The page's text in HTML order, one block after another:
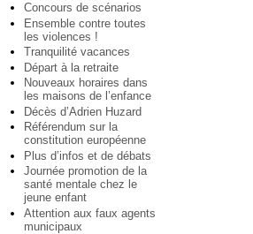
Concours de scénarios
Ensemble contre toutes
les violences !
Tranquilité vacances
Départ à la retraite
Nouveaux horaires dans
les maisons de l’enfance
Décès d’Adrien Huzard
Référendum sur la
constitution européenne
Plus d’infos et de débats
Journée promotion de la
santé mentale chez le
jeune enfant
Attention aux faux agents
municipaux